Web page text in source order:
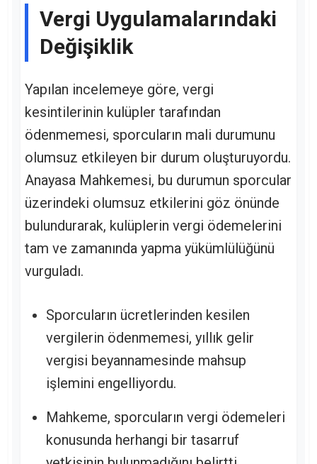
Vergi Uygulamalarındaki
Değişiklik
Yapılan incelemeye göre, vergi
kesintilerinin kulüpler tarafından
ödenmemesi, sporcuların mali durumunu
olumsuz etkileyen bir durum oluşturuyordu.
Anayasa Mahkemesi, bu durumun sporcular
üzerindeki olumsuz etkilerini göz önünde
bulundurarak, kulüplerin vergi ödemelerini
tam ve zamanında yapma yükümlülüğünü
vurguladı.
Sporcuların ücretlerinden kesilen
vergilerin ödenmemesi, yıllık gelir
vergisi beyannamesinde mahsup
işlemini engelliyordu.
Mahkeme, sporcuların vergi ödemeleri
konusunda herhangi bir tasarruf